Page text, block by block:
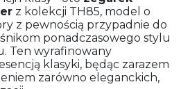
z kolekcji TH85, model o
z pewnością przypadnie do
ponadczasowego stylu
Ten wyrafinowany
klasyki, będąc zarazem
zarówno eleganckich,